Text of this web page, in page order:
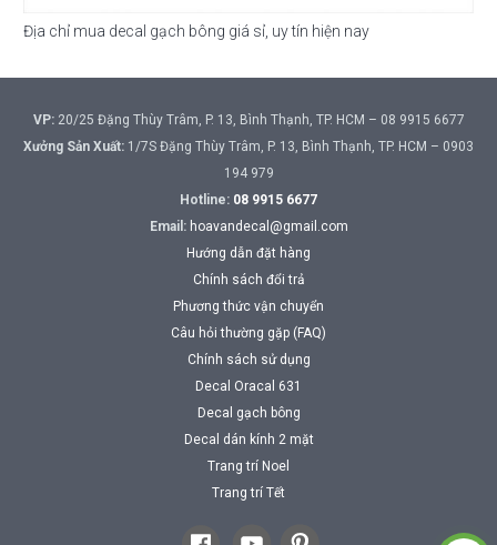
Địa chỉ mua decal gạch bông giá sỉ, uy tín hiện nay
VP:20/25 Đặng Thùy Trâm, P. 13, Bình Thạnh, TP. HCM – 08 9915 6677
Xưởng Sản Xuất: 1/7S Đặng Thùy Trâm, P. 13, Bình Thạnh, TP. HCM – 0903
194 979
Hotline: 08 9915 6677
Email: hoavandecal@gmail.com
Hướng dẫn đặt hàng
Chính sách đổi trả
Phương thức vận chuyển
Câu hỏi thường gặp (FAQ)
Chính sách sử dụng
Decal Oracal 631
Decal gạch bông
Decal dán kính 2 mặt
Trang trí Noel
Trang trí Tết